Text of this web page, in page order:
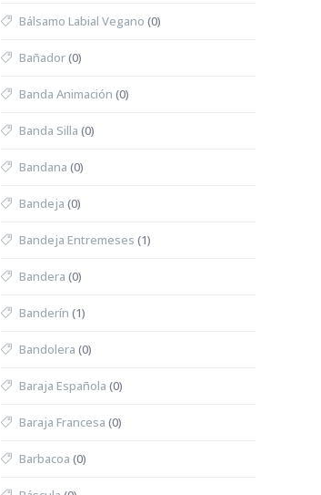
Bálsamo Labial Vegano (0)
Bañador(0)
Banda Animación (0)
Banda Silla (0)
Bandana (0)
Bandeja (0)
Bandeja Entremeses (1)
Bandera (0)
Banderín (1)
Bandolera (0)
Baraja Española (0)
Baraja Francesa (0)
Barbacoa (0)